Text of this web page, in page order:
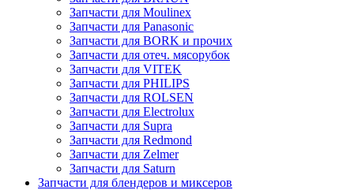
Запчасти для Moulinex
Запчасти для Panasonic
Запчасти для BORK и прочих
Запчасти для отеч. мясорубок
Запчасти для VITEK
Запчасти для PHILIPS
Запчасти для ROLSEN
Запчасти для Electrolux
Запчасти для Supra
Запчасти для Redmond
Запчасти для Zelmer
Запчасти для Saturn
Запчасти для блендеров и миксеров